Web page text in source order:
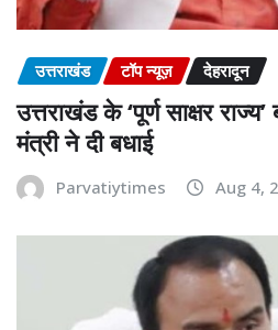
उत्तराखंड टॉप न्यूज़ देहरादून
उत्तराखंड के ‘पूर्ण साक्षर
मंत्री ने दी बधाई
Parvatiytimes Aug 4,